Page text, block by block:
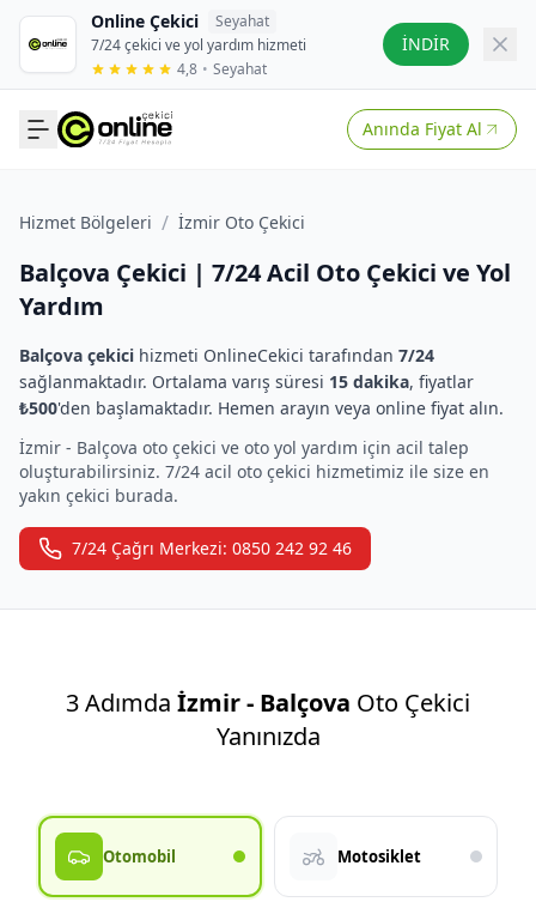
Online Çekici
Seyahat
7/24 çekici ve yol yardım hizmeti
4,8 • Seyahat
İNDİR
Anında Fiyat Al
Hizmet Bölgeleri / İzmir Oto Çekici
Balçova Çekici | 7/24 Acil Oto Çekici ve Yol
Yardım
Balçova çekici hizmeti OnlineCekici tarafından 7/24
sağlanmaktadır. Ortalama varış süresi 15 dakika, fiyatlar
₺500'den başlamaktadır. Hemen arayın veya online fiyat alın.
İzmir - Balçova oto çekici ve oto yol yardım için acil talep
oluşturabilirsiniz. 7/24 acil oto çekici hizmetimiz ile size en
yakın çekici burada.
7/24 Çağrı Merkezi: 0850 242 92 46
3 Adımda İzmir - Balçova Oto Çekici
Yanınızda
Otomobil Motosiklet